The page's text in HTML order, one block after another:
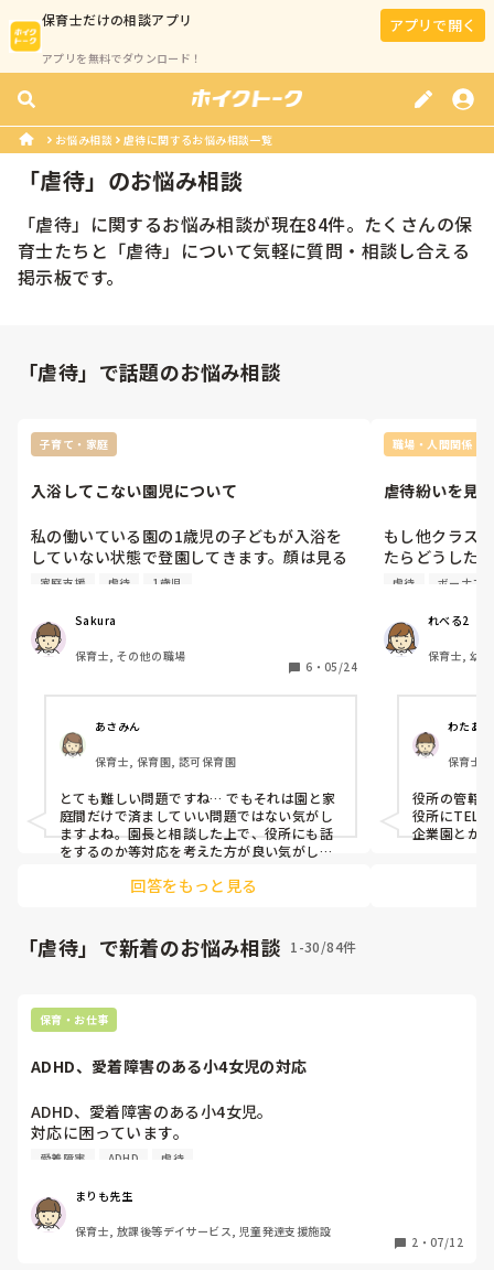
保育士だけの相談アプリ
アプリを無料でダウンロード！
アプリで開く
お悩み相談 虐待に関するお悩み相談一覧
「虐待」のお悩み相談
「虐待」に関するお悩み相談が現在84件。たくさんの保
育士たちと「虐待」について気軽に質問・相談し合える
掲示板です。
「虐待」で話題のお悩み相談
子育て・家庭
入浴してこない園児について
私の働いている園の1歳児の子どもが入浴を
していない状態で登園してきます。顔は見る
からに汚くて、鼻水や食べ物などついたま
が真っ黒です。臭いもキツくて、正直側に寄
ってくると避けてしまいます。あまりにも臭
いが不快で園で入浴させたこともあります
ネグレクトの域に入っていますよね？
家庭支援 虐待 1歳児
Sakura
保育士, その他の職場
6 ・ 05/24
あさみん
保育士, 保育園, 認可保育園
とても難しい問題ですね… でもそれは園と家
庭間だけで済ましていい問題ではない気がし
ますよね。園長と相談した上で、役所にも話
をするのか等対応を考えた方が良い気がしま
回答をもっと見る
職場・人間関係
虐待紛いを見
もし他クラス
たらどうした
先輩保育士、
と思っていま
せめて新人の
れーーー(前
虐待 ボーナス
れべる2
保育士, 幼
わたあめ
保育士,
役所の管轄
役所にTEL
企業園とか
「虐待」で新着のお悩み相談 1-30/84件
保育・お仕事
ADHD、愛着障害のある小4女児の対応
ADHD、愛着障害のある小4女児。
対応に困っています。
構って欲しい行動と取れる施設外への飛び出しや
小さい子への嫌がらせ。
愛着障害 ADHD 虐待
まりも先生
保育士, 放課後等デイサービス, 児童発達支援施設
2 ・ 07/12